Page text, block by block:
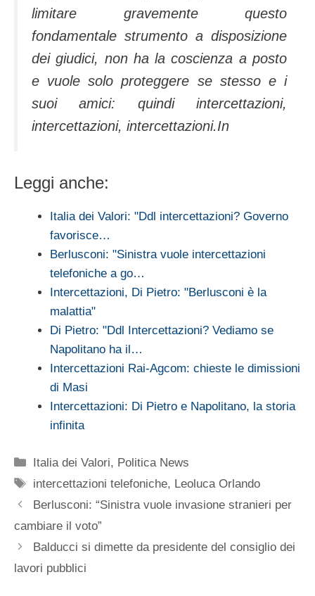
limitare gravemente questo
fondamentale strumento a disposizione
dei giudici, non ha la coscienza a posto
e vuole solo proteggere se stesso e i
suoi amici: quindi intercettazioni,
intercettazioni, intercettazioni.In
Leggi anche:
Italia dei Valori: "Ddl intercettazioni? Governo
favorisce…
Berlusconi: "Sinistra vuole intercettazioni
telefoniche a go…
Intercettazioni, Di Pietro: "Berlusconi è la
malattia"
Di Pietro: "Ddl Intercettazioni? Vediamo se
Napolitano ha il…
Intercettazioni Rai-Agcom: chieste le dimissioni
di Masi
Intercettazioni: Di Pietro e Napolitano, la storia
infinita
Categorie
Italia dei Valori, Politica News
Tag
intercettazioni telefoniche, Leoluca Orlando
Berlusconi: “Sinistra vuole invasione stranieri per
cambiare il voto”
Balducci si dimette da presidente del consiglio dei
lavori pubblici